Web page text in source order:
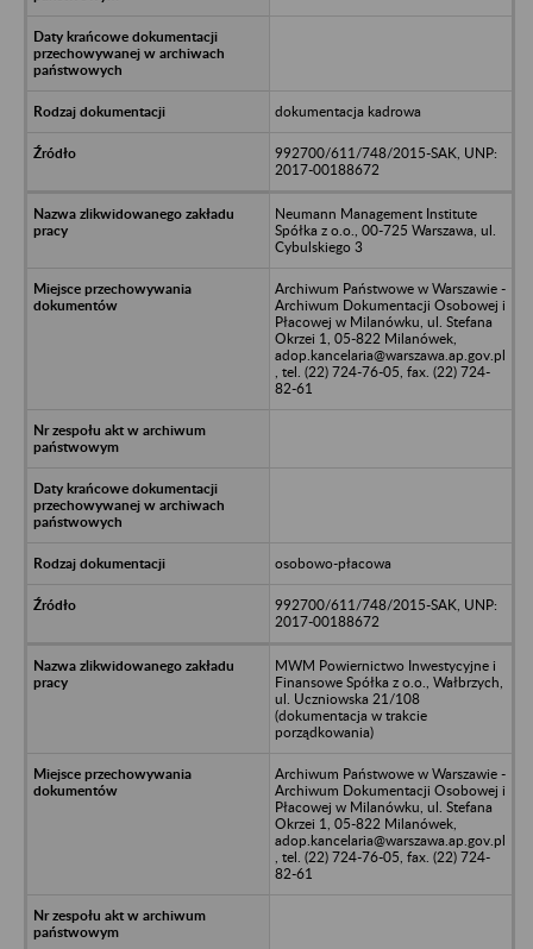
dokumentacja kadrowa
992700/611/748/2015-SAK, UNP:
2017-00188672
Neumann Management Institute
Spółka z o.o., 00-725 Warszawa, ul.
Cybulskiego 3
Archiwum Państwowe w Warszawie -
Archiwum Dokumentacji Osobowej i
Płacowej w Milanówku, ul. Stefana
Okrzei 1, 05-822 Milanówek,
adop.kancelaria@warszawa.ap.gov.pl
, tel. (22) 724-76-05, fax. (22) 724-
82-61
osobowo-płacowa
992700/611/748/2015-SAK, UNP:
2017-00188672
MWM Powiernictwo Inwestycyjne i
Finansowe Spółka z o.o., Wałbrzych,
ul. Uczniowska 21/108
(dokumentacja w trakcie
porządkowania)
Archiwum Państwowe w Warszawie -
Archiwum Dokumentacji Osobowej i
Płacowej w Milanówku, ul. Stefana
Okrzei 1, 05-822 Milanówek,
adop.kancelaria@warszawa.ap.gov.pl
, tel. (22) 724-76-05, fax. (22) 724-
82-61